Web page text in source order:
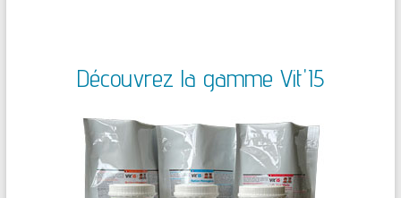
Découvrez la gamme Vit'I5